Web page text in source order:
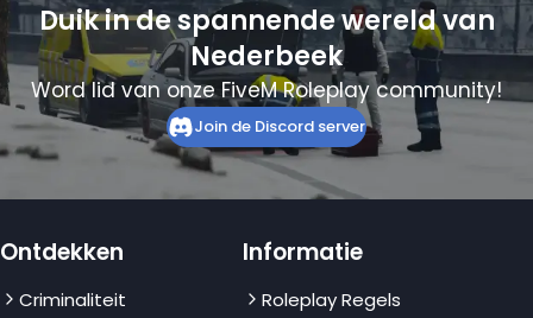
Duik in de spannende wereld van
Nederbeek
Word lid van onze FiveM Roleplay community!
Join de Discord server
Ontdekken
Criminaliteit
Informatie
Roleplay Regels